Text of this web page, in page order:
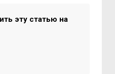
эту статью на